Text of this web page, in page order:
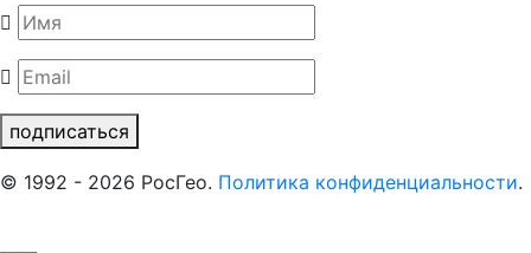
подписаться
© 1992 - 2026 РосГео. Политика конфиденциальности.